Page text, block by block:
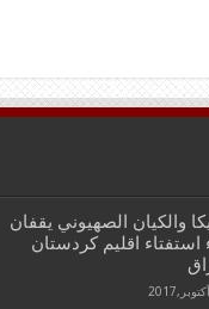
والكيان الصهيوني يقفان
استفتاء اقليم كردستان